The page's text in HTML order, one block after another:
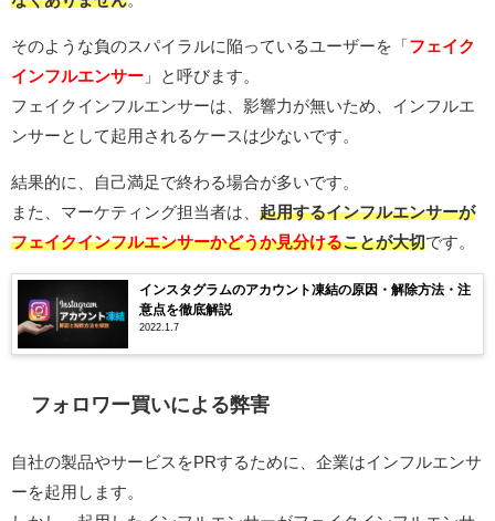
そのような負のスパイラルに陥っているユーザーを「 フェイク
インフルエンサー 」と呼びます。
フェイクインフルエンサーは、影響力が無いため、インフルエ
ンサーとして起用されるケースは少ないです。
結果的に、自己満足で終わる場合が多いです。
また、マーケティング担当者は、 起用するインフルエンサーが
フェイクインフルエンサーかどうか見分けることが大切です。
インスタグラムのアカウント凍結の原因・解除方法・注
意点を徹底解説
2022.1.7
フォロワー買いによる弊害
自社の製品やサービスをPRするために、企業はインフルエンサ
ーを起用します。